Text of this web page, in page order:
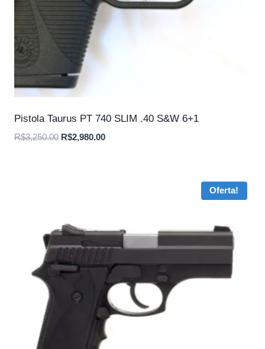
Pistola Taurus PT 740 SLIM .40 S&W 6+1
R$3,250.00 O
R$2,980.00O
Oferta!